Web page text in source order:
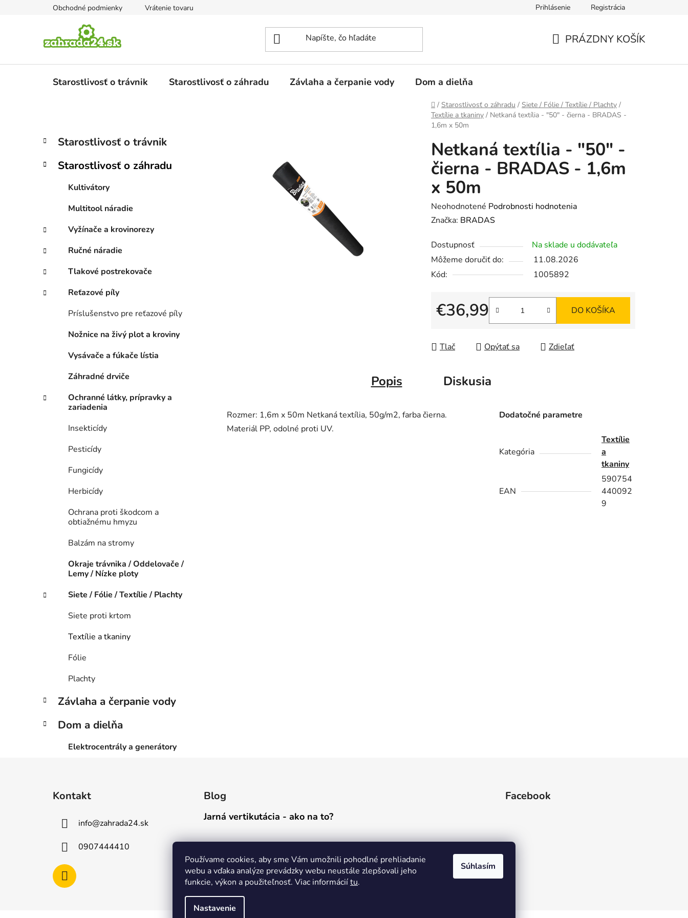
Používame cookies, aby sme Vám umožnili pohodlné prehliadanie
webu a vďaka analýze prevádzky webu neustále zlepšovali jeho
funkcie, výkon a použiteľnosť. Viac informáciítu.
Nastavenie
Súhlasím
Obchodné podmienky Vrátenie tovaru Prihlásenie Registrácia
PRÁZDNY KOŠÍK
Starostlivosť o trávnik Starostlivosť o záhradu Závlaha a čerpanie vody Dom a dielňa
Domov
/ Starostlivosť o záhradu / Siete / Fólie / Textílie / Plachty /
Textílie a tkaniny / Netkaná textília - "50" - čierna - BRADAS -
1,6m x 50m
B
č
n
l
Preskočiť
kategórie
K
a
e
e
Starostlivosť o trávnik
Starostlivosť o záhradu
Kultivátory
Multitool náradie
Vyžínače a krovinorezy
Ručné náradie
Tlakové postrekovače
Reťazové píly
Príslušenstvo pre reťazové píly
Nožnice na živý plot a kroviny
Vysávače a fúkače lístia
Záhradné drviče
Ochranné látky, prípravky a
zariadenia
Insekticídy
Pesticídy
Fungicídy
Herbicídy
Ochrana proti škodcom a
obtiažnému hmyzu
Balzám na stromy
Okraje trávnika / Oddelovače /
Lemy / Nízke ploty
Siete / Fólie / Textílie / Plachty
Siete proti krtom
Textílie a tkaniny
Fólie
Plachty
Závlaha a čerpanie vody
Dom a dielňa
Elektrocentrály a generátory
Netkaná textília - "50" -
čierna - BRADAS - 1,6m
x 50m
Priemerné
hodnotenie
je
0,0
z
hviezdičiek.
Neohodnotené Podrobnosti hodnotenia
Značka: BRADAS
Dostupnosť
Na sklade u dodávateľa
Môžeme doručiť do:
11.08.2026
Kód:
1005892
€36,99
Jednotková cena:
DO KOŠÍKA
Tlač Opýtať sa Zdieľať
Popis Diskusia
Rozmer: 1,6m x 50m Netkaná textília, 50g/m2, farba čierna.
Materiál PP, odolné proti UV.
Dodatočné parametre
Kategória
Textílie
a
tkaniny
EAN
590754
440092
9
Kontakt
info@zahrada24.sk
0907444410
Blog
Jarná vertikutácia - ako na to?
Facebook